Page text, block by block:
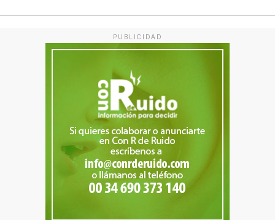
PUBLICIDAD